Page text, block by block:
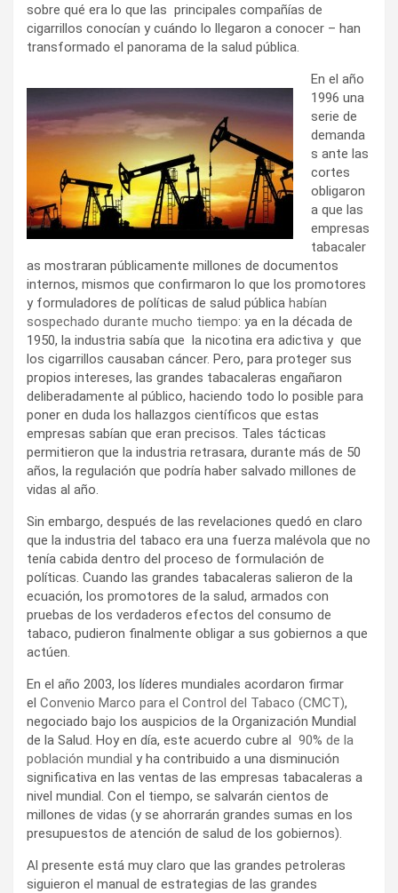
sobre qué era lo que las principales compañías de
cigarrillos conocían y cuándo lo llegaron a conocer – han
transformado el panorama de la salud pública.
En el año
1996 una
serie de
demanda
s ante las
cortes
obligaron
a que las
empresas
tabacaler
as mostraran públicamente millones de documentos
internos, mismos que confirmaron lo que los promotores
y formuladores de políticas de salud pública habían
sospechado durante mucho tiempo: ya en la década de
1950, la industria sabía que la nicotina era adictiva y que
los cigarrillos causaban cáncer. Pero, para proteger sus
propios intereses, las grandes tabacaleras engañaron
deliberadamente al público, haciendo todo lo posible para
poner en duda los hallazgos científicos que estas
empresas sabían que eran precisos. Tales tácticas
permitieron que la industria retrasara, durante más de 50
años, la regulación que podría haber salvado millones de
vidas al año.
Sin embargo, después de las revelaciones quedó en claro
que la industria del tabaco era una fuerza malévola que no
tenía cabida dentro del proceso de formulación de
políticas. Cuando las grandes tabacaleras salieron de la
ecuación, los promotores de la salud, armados con
pruebas de los verdaderos efectos del consumo de
tabaco, pudieron finalmente obligar a sus gobiernos a que
actúen.
En el año 2003, los líderes mundiales acordaron firmar
el Convenio Marco para el Control del Tabaco (CMCT),
negociado bajo los auspicios de la Organización Mundial
de la Salud. Hoy en día, este acuerdo cubre al 90% de la
población mundial y ha contribuido a una disminución
significativa en las ventas de las empresas tabacaleras a
nivel mundial. Con el tiempo, se salvarán cientos de
millones de vidas (y se ahorrarán grandes sumas en los
presupuestos de atención de salud de los gobiernos).
Al presente está muy claro que las grandes petroleras
siguieron el manual de estrategias de las grandes